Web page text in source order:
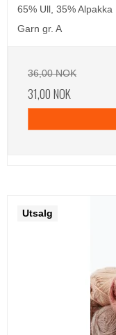
65% Ull, 35% Alpakka
Garn gr. A
36,00 NOK
31,00 NOK
Utsalg